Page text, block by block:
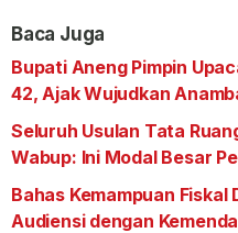
Baca Juga
Bupati Aneng Pimpin
42, Ajak Wujudkan
Seluruh Usulan Tata
Wabup: Ini Modal Besar
Bahas Kemampuan
Audiensi dengan